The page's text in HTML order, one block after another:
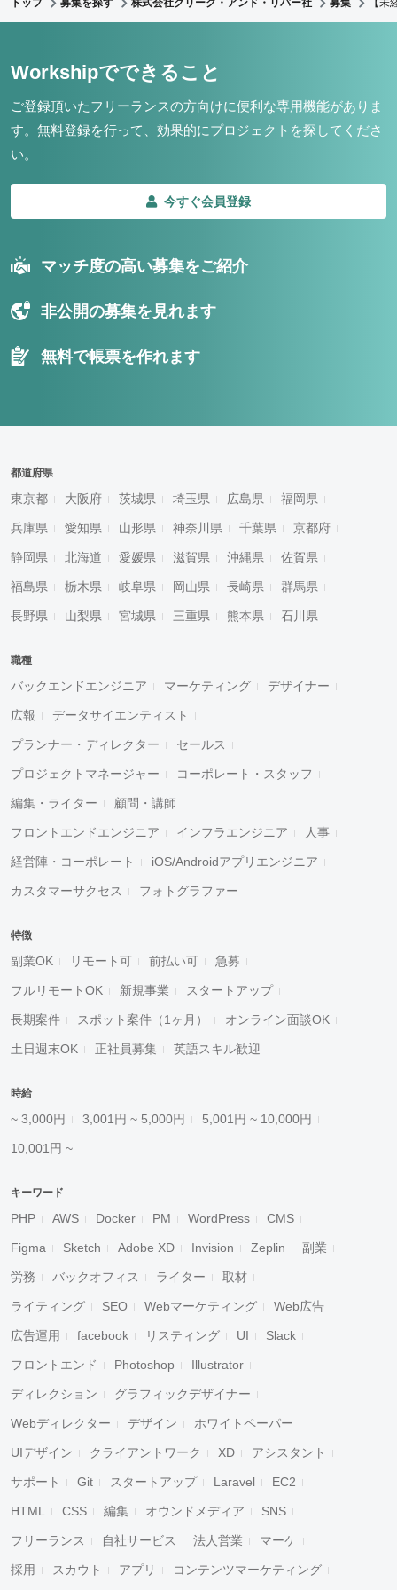
トップ 募集を探す 株式会社クリーク・アンド・リバー社 募集 【
Workshipでできること
ご登録頂いたフリーランスの方向けに便利な専用機能がありま
す。 無料登録を行って、効果的にプロジェクトを探してくださ
い。
今すぐ会員登録
マッチ度の高い募集をご紹介
非公開の募集を見れます
無料で帳票を作れます
都道府県
東京都 大阪府 茨城県 埼玉県 広島県 福岡県
兵庫県 愛知県 山形県 神奈川県 千葉県 京都府
静岡県 北海道 愛媛県 滋賀県 沖縄県 佐賀県
福島県 栃木県 岐阜県 岡山県 長崎県 群馬県
長野県 山梨県 宮城県 三重県 熊本県 石川県
職種
バックエンドエンジニア マーケティング デザイナー
広報 データサイエンティスト
プランナー・ディレクター セールス
プロジェクトマネージャー コーポレート・スタッフ
編集・ライター 顧問・講師
フロントエンドエンジニア インフラエンジニア 人事
経営陣・コーポレート iOS/Androidアプリエンジニア
カスタマーサクセス フォトグラファー
特徴
副業OK リモート可 前払い可 急募
フルリモートOK 新規事業 スタートアップ
長期案件 スポット案件（1ヶ月） オンライン面談OK
土日週末OK 正社員募集 英語スキル歓迎
時給
~ 3,000円 3,001円 ~ 5,000円 5,001円 ~ 10,000円
10,001円 ~
キーワード
PHP AWS Docker PM WordPress CMS
Figma Sketch Adobe XD Invision Zeplin 副業
労務 バックオフィス ライター 取材
ライティング SEO Webマーケティング Web広告
広告運用 facebook リスティング UI Slack
フロントエンド Photoshop Illustrator
ディレクション グラフィックデザイナー
Webディレクター デザイン ホワイトペーパー
UIデザイン クライアントワーク XD アシスタント
サポート Git スタートアップ Laravel EC2
HTML CSS 編集 オウンドメディア SNS
フリーランス 自社サービス 法人営業 マーケ
採用 スカウト アプリ コンテンツマーケティング